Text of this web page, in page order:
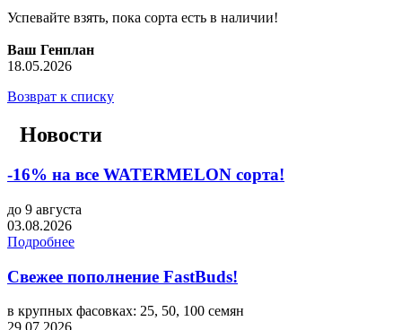
Успевайте взять, пока сорта есть в наличии!
Ваш Генплан
18.05.2026
Возврат к списку
Новости
-16% на все WATERMELON сорта!
до 9 августа
03.08.2026
Подробнее
Свежее пополнение FastBuds!
в крупных фасовках: 25, 50, 100 семян